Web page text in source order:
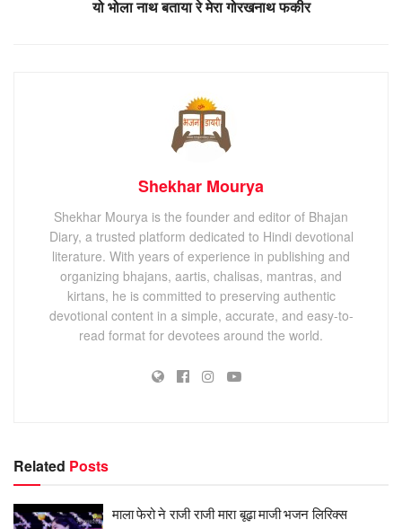
यो भोला नाथ बताया रे मेरा गोरखनाथ फकीर
Shekhar Mourya
Shekhar Mourya is the founder and editor of Bhajan
Diary, a trusted platform dedicated to Hindi devotional
literature. With years of experience in publishing and
organizing bhajans, aartis, chalisas, mantras, and
kirtans, he is committed to preserving authentic
devotional content in a simple, accurate, and easy-to-
read format for devotees around the world.
Related Posts
माला फेरो ने राजी राजी मारा बूढ़ा माजी भजन लिरिक्स